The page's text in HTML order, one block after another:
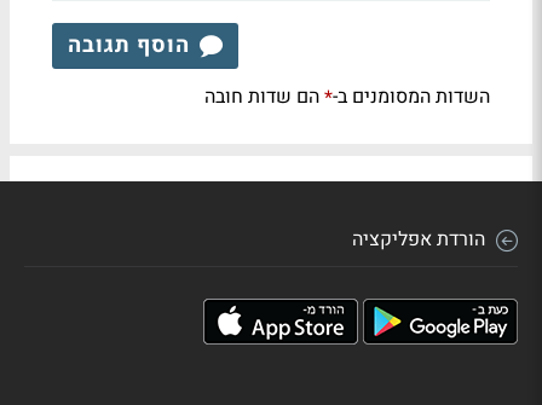
הוסף תגובה
השדות המסומנים ב-*הם שדות חובה
הורדת אפליקציה